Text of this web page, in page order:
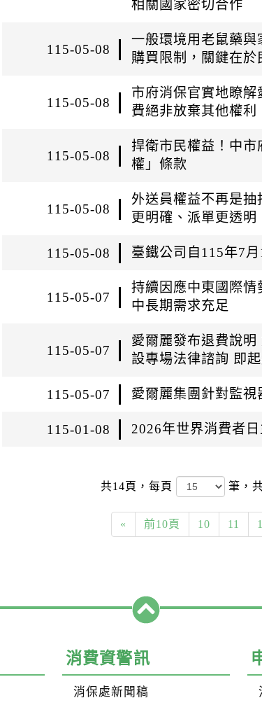
相關國家密切合作
一般環境用老鼠藥
購買限制，關鍵在
115-05-08
市府消保官實地瞭
費絕非放棄其他權
115-05-08
捍衛市民權益！中
權」條款
115-05-08
外送員權益不再是
更明確、派單更透
115-05-08
臺鐵公司自115年7
115-05-08
持續因應中東國際
中長期需求充足
115-05-07
愛爾麗發布退費說
設專場法律諮詢 即
115-05-07
愛爾麗集團針對監視
115-05-07
2026年世界消費者
115-01-08
共14頁， 每頁 筆，
« 前10頁 10 11
消費資警訊
消保處新聞稿